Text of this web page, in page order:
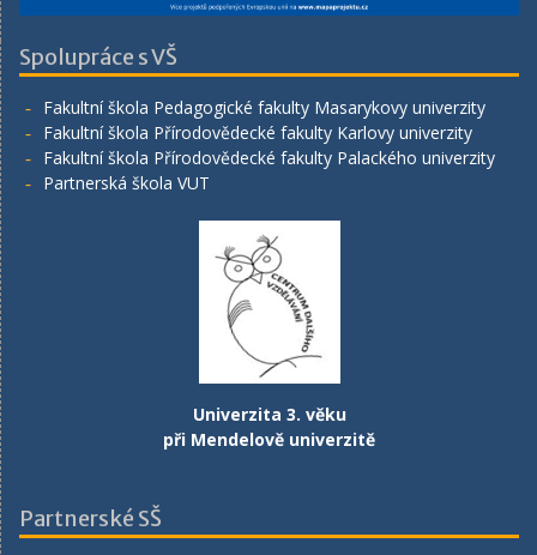
Spolupráce s VŠ
Fakultní škola Pedagogické fakulty Masarykovy univerzity
Fakultní škola Přírodovědecké fakulty Karlovy univerzity
Fakultní škola Přírodovědecké fakulty Palackého univerzity
Partnerská škola VUT
Univerzita 3. věku
při Mendelově univerzitě
Partnerské SŠ